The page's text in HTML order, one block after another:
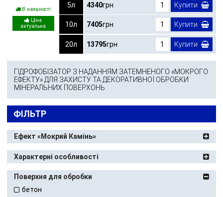
В наявності
5л 4340грн Купити
10л 7405грн Купити
20л 13795грн Купити
ГІДРОФОБІЗАТОР З НАДАННЯМ ЗАТЕМНЕНОГО «МОКРОГО
ЕФЕКТУ» ДЛЯ ЗАХИСТУ ТА ДЕКОРАТИВНОЇ ОБРОБКИ
МІНЕРАЛЬНИХ ПОВЕРХОНЬ
ФІЛЬТР
Ефект «Мокрий Камінь»
Характерні особливості
Поверхня для обробки
бетон